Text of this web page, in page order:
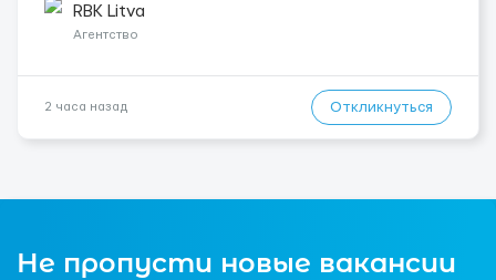
рефрижераторах. В среднем 400–500 км в день. Погрузки и
разгрузки ...
RBK Litva
Агентство
2 часа назад Откликнуться
Не пропусти новые вакансии